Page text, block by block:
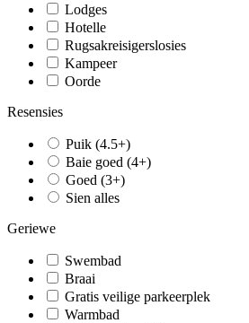
Lodges
Hotelle
Rugsakreisigerslosies
Kampeer
Oorde
Resensies
Puik (4.5+)
Baie goed (4+)
Goed (3+)
Sien alles
Geriewe
Swembad
Braai
Gratis veilige parkeerplek
Warmbad